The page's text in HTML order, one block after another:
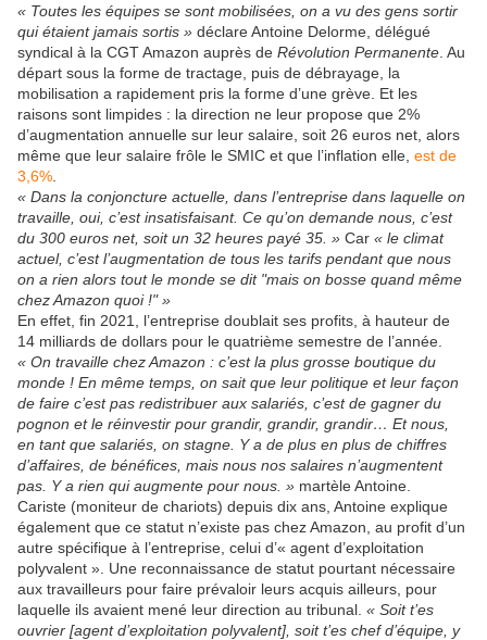
« Toutes les équipes se sont mobilisées, on a vu des gens sortir
qui étaient jamais sortis » déclare Antoine Delorme, délégué
syndical à la CGT Amazon auprès de Révolution Permanente . Au
départ sous la forme de tractage, puis de débrayage, la
mobilisation a rapidement pris la forme d’une grève. Et les
raisons sont limpides : la direction ne leur propose que 2%
d’augmentation annuelle sur leur salaire, soit 26 euros net, alors
même que leur salaire frôle le SMIC et que l’inflation elle, est de
3,6%
« Dans la conjoncture actuelle, dans l’entreprise dans laquelle on
travaille, oui, c’est insatisfaisant. Ce qu’on demande nous, c’est
du 300 euros net, soit un 32 heures payé 35. » Car « le climat
actuel, c’est l’augmentation de tous les tarifs pendant que nous
on a rien alors tout le monde se dit "mais on bosse quand même
chez Amazon quoi !" »
En effet, fin 2021, l’entreprise doublait ses profits, à hauteur de
14 milliards de dollars pour le quatrième semestre de l’année.
« On travaille chez Amazon : c’est la plus grosse boutique du
monde ! En même temps, on sait que leur politique et leur façon
de faire c’est pas redistribuer aux salariés, c’est de gagner du
pognon et le réinvestir pour grandir, grandir, grandir… Et nous,
en tant que salariés, on stagne. Y a de plus en plus de chiffres
d’affaires, de bénéfices, mais nous nos salaires n’augmentent
pas. Y a rien qui augmente pour nous. » martèle Antoine.
Cariste (moniteur de chariots) depuis dix ans, Antoine explique
également que ce statut n’existe pas chez Amazon, au profit d’un
autre spécifique à l’entreprise, celui d’« agent d’exploitation
polyvalent ». Une reconnaissance de statut pourtant nécessaire
aux travailleurs pour faire prévaloir leurs acquis ailleurs, pour
laquelle ils avaient mené leur direction au tribunal. « Soit t’es
ouvrier [agent d’exploitation polyvalent], soit t’es chef d’équipe, y